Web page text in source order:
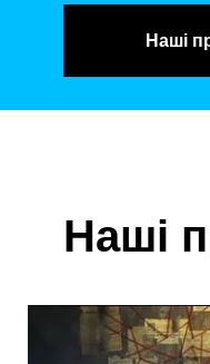
Наші
Наші